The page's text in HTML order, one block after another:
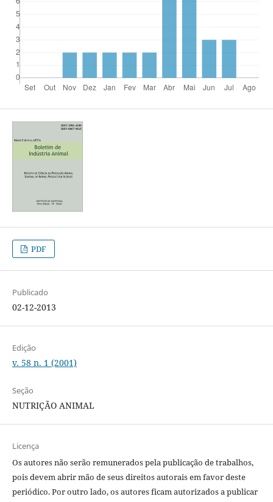
PDF
Publicado
02-12-2013
Edição
v. 58 n. 1 (2001)
Seção
NUTRIÇÃO ANIMAL
Licença
Os autores não serão remunerados pela publicação de trabalhos,
pois devem abrir mão de seus direitos autorais em favor deste
periódico. Por outro lado, os autores ficam autorizados a publicar